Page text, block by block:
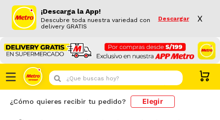
¡Descarga la App!
Descubre toda nuestra variedad con
delivery GRATIS
Descargar X
¿Que buscas hoy?
¿Cómo quieres recibir tu pedido? Elegir